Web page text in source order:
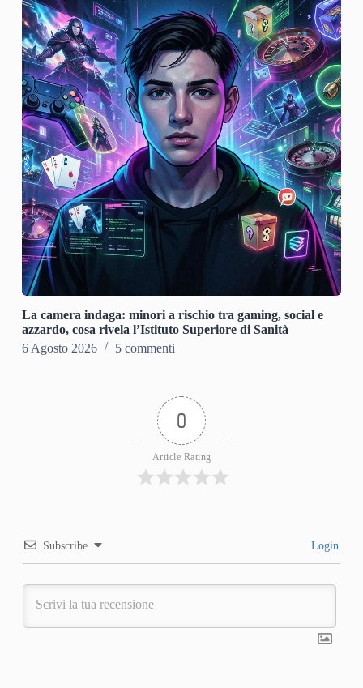
La camera indaga: minori a rischio tra gaming, social e
azzardo, cosa rivela l’Istituto Superiore di Sanità
6 Agosto 2026
5 commenti
0
Article Rating
Subscribe Login